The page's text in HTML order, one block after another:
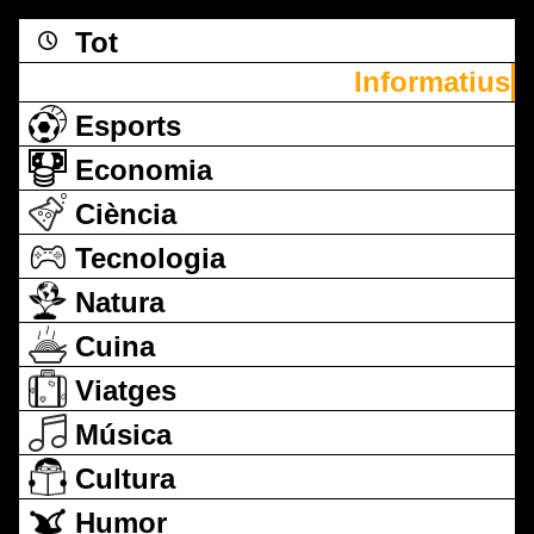
Tot
Informatius
Esports
Economia
Ciència
Tecnologia
Natura
Cuina
Viatges
Música
Cultura
Humor